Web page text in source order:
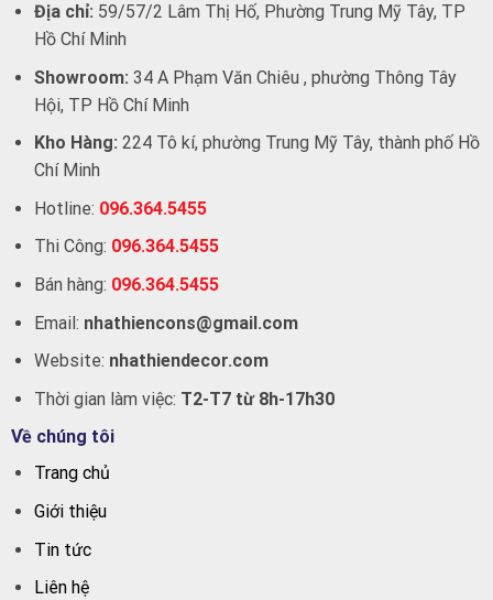
Địa chỉ: 59/57/2 Lâm Thị Hố, Phường Trung Mỹ Tây, TP
Hồ Chí Minh
Showroom: 34 A Phạm Văn Chiêu , phường Thông Tây
Hội, TP Hồ Chí Minh
Kho Hàng: 224 Tô kí, phường Trung Mỹ Tây, thành phố Hồ
Chí Minh
Hotline: 096.364.5455
Thi Công: 096.364.5455
Bán hàng: 096.364.5455
Email: nhathiencons@gmail.com
Website: nhathiendecor.com
Thời gian làm việc: T2-T7 từ 8h-17h30
Về chúng tôi
Trang chủ
Giới thiệu
Tin tức
Liên hệ